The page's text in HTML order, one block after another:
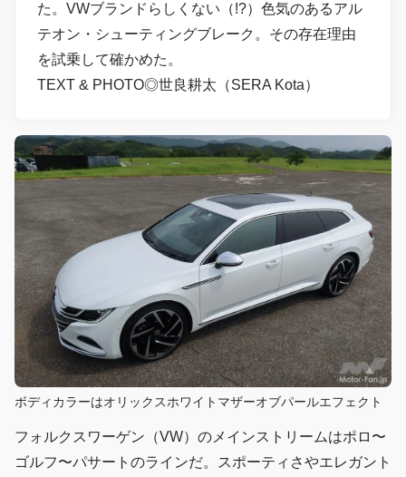
た。VWブランドらしくない（!?）色気のあるアル
テオン・シューティングブレーク。その存在理由
を試乗して確かめた。
TEXT & PHOTO◎世良耕太（SERA Kota）
ボディカラーはオリックスホワイトマザーオブパールエフェクト
フォルクスワーゲン（VW）のメインストリームはポロ〜
ゴルフ〜パサートのラインだ。スポーティさやエレガント